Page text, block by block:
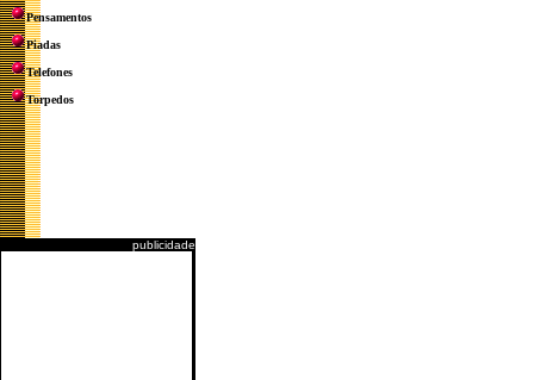
Pensamentos
Piadas
Telefones
Torpedos
publicidade